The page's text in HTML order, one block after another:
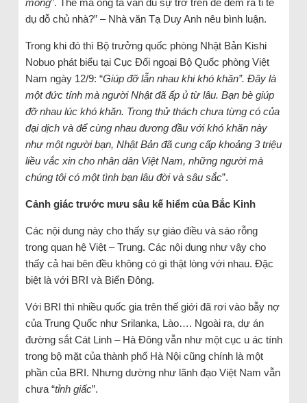
mong”. Thế mà ông ta vẫn đủ sự trơ trẽn để đem ra tỉ tê
dụ dỗ chủ nhà?” – Nhà văn Tạ Duy Anh nêu bình luận.
Trong khi đó thì Bộ trưởng quốc phòng Nhật Bản Kishi
Nobuo phát biểu tại Cục Đối ngoại Bộ Quốc phòng Việt
Nam ngày 12/9: “Giúp đỡ lẫn nhau khi khó khăn”. Đây là
một đức tính mà người Nhật đã ấp ủ từ lâu. Bạn bè giúp
đỡ nhau lúc khó khăn. Trong thử thách chưa từng có của
đại dịch và để cùng nhau đương đầu với khó khăn này
như một người bạn, Nhật Bản đã cung cấp khoảng 3 triệu
liều vắc xin cho nhân dân Việt Nam, những người mà
chúng tôi có một tình bạn lâu đời và sâu sắc”.
Cảnh giác trước mưu sâu kế hiểm của Bắc Kinh
Các nội dung này cho thấy sự giáo điều và sáo rỗng
trong quan hệ Việt – Trung. Các nội dung như vậy cho
thấy cả hai bên đều không có gì thật lòng với nhau. Đặc
biệt là với BRI và Biển Đông.
Với BRI thì nhiều quốc gia trên thế giới đã rơi vào bẫy nợ
của Trung Quốc như Srilanka, Lào…. Ngoài ra, dự án
đường sắt Cát Linh – Hà Đông vẫn như một cục u ác tính
trong bộ mặt của thành phố Hà Nội cũng chính là một
phần của BRI. Nhưng dường như lãnh đạo Việt Nam vẫn
chưa “tỉnh giấc”.